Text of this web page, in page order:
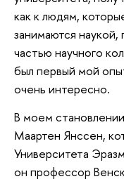
как к людям,
занимаются
частью научного
был первый мой
очень интересно.
В моем
Маартен Янссен,
Университета
он профессор